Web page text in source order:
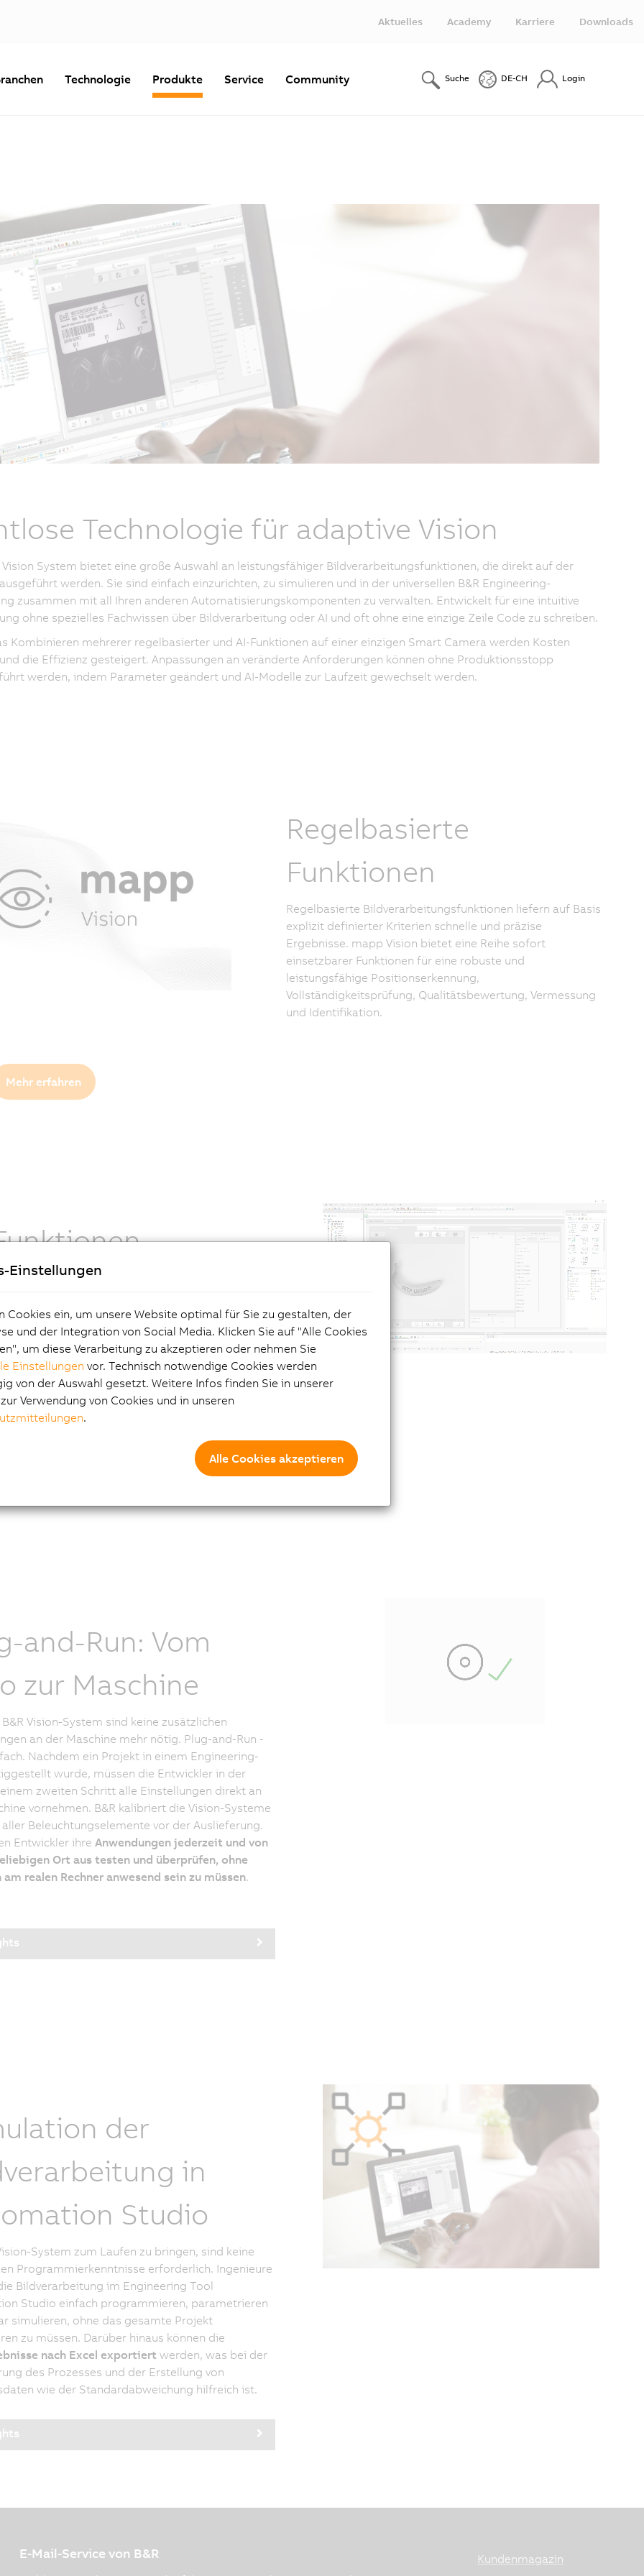
Aktuelles Academy Karriere Downloads
Technologie Produkte Service Community Suche DE-CH Login
Technologie für adaptive Vision
Vision System bietet eine große Auswahl an leistungsfähiger Bildverarbeitungsfunktionen, die direkt auf der
werden. Sie sind einfach einzurichten, zu simulieren und in der universellen B&R Engineering-
zusammen mit all Ihren anderen Automatisierungskomponenten zu verwalten. Entwickelt für eine intuitive
ohne spezielles Fachwissen über Bildverarbeitung oder AI und oft ohne eine einzige Zeile Code zu schreiben.
Kombinieren mehrerer regelbasierter und AI-Funktionen auf einer einzigen Smart Camera werden Kosten
die Effizienz gesteigert. Anpassungen an veränderte Anforderungen können ohne Produktionsstopp
werden, indem Parameter geändert und AI-Modelle zur Laufzeit gewechselt werden.
Regelbasierte
Funktionen
Regelbasierte Bildverarbeitungsfunktionen liefern auf Basis
explizit definierter Kriterien schnelle und präzise
Ergebnisse. mapp Vision bietet eine Reihe sofort
einsetzbarer Funktionen für eine robuste und
leistungsfähige Positionserkennung,
Vollständigkeitsprüfung, Qualitätsbewertung, Vermessung
und Identifikation.
Mehr erfahren
lernen von Beispielbildern, ohne dass sie
unter schwierigen Bedingungen und bewältigen
Variationen bei Beleuchtung, Materialien
Zu den Deep-Learning-Funktionen gehören
optische Zeichenerkennung (OCR),
Klassifizierung und Segmentierung.
and-Run: Vom
zur Maschine
Vision-System sind keine zusätzlichen
an der Maschine mehr nötig. Plug-and-Run -
Nachdem ein Projekt in einem Engineering-
wurde, müssen die Entwickler in der
zweiten Schritt alle Einstellungen direkt an
vornehmen. B&R kalibriert die Vision-Systeme
aller Beleuchtungselemente vor der Auslieferung.
Entwickler ihre Anwendungen jederzeit und von
Ort aus testen und überprüfen, ohne
am realen Rechner anwesend sein zu müssen.
der
in
Studio
System zum Laufen zu bringen, sind keine
Programmierkenntnisse erforderlich. Ingenieure
Bildverarbeitung im Engineering Tool
Studio einfach programmieren, parametrieren
simulieren, ohne das gesamte Projekt
zu müssen. Darüber hinaus können die
nach Excel exportiert werden, was bei der
des Prozesses und der Erstellung von
wie der Standardabweichung hilfreich ist.
E-Mail-Service von B&R Kundenmagazin
Einstellungen
Cookies ein, um unsere Website optimal für Sie zu gestalten, der
und der Integration von Social Media. Klicken Sie auf "Alle Cookies
um diese Verarbeitung zu akzeptieren oder nehmen Sie
Einstellungen vor. Technisch notwendige Cookies werden
von der Auswahl gesetzt. Weitere Infos finden Sie in unserer
Verwendung von Cookies und in unseren
.
Alle Cookies akzeptieren